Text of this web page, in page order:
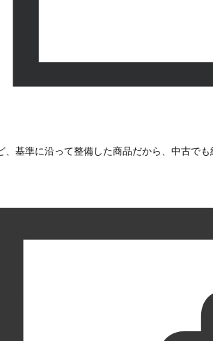
、基準に沿って整備した商品だから、中古で